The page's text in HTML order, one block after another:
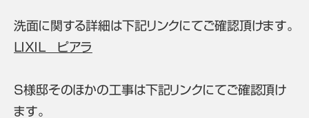
洗面に関する詳細は下記リンクにてご確認頂けます。
ＬＩＸＩＬ ピアラ
Ｓ様邸そのほかの工事は下記リンクにてご確認頂け
ます。